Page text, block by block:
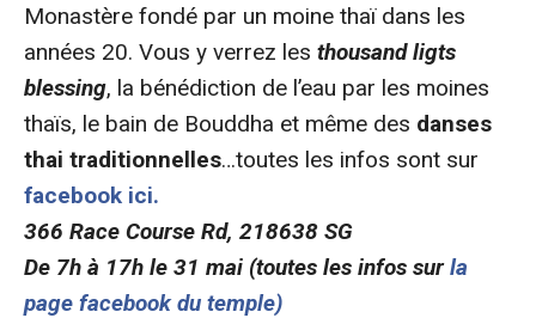
Monastère fondé par un moine thaï dans les
années 20. Vous y verrez les thousand ligts
blessing, la bénédiction de l’eau par les moines
thaïs, le bain de Bouddha et même des danses
thai traditionnelles…toutes les infos sont sur
facebook ici.
366 Race Course Rd, 218638 SG
De 7h à 17h le 31 mai (toutes les infos surla
page facebook du temple)